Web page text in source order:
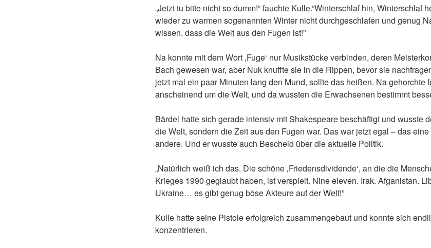
„Jetzt tu bitte nicht so dumm!” fauchte Kulle.”Winterschlaf hin, Winterschlaf
wieder zu warmen sogenannten Winter nicht durchgeschlafen und genug
wissen, dass die Welt aus den Fugen ist!”
Na konnte mit dem Wort ‚Fuge‘ nur Musikstücke verbinden, deren
Bach gewesen war, aber Nuk knuffte sie in die Rippen, bevor sie
jetzt mal ein paar Minuten lang den Mund, sollte das heißen. Na gehorchte
anscheinend um die Welt, und da wussten die Erwachsenen bestimmt
Bärdel hatte sich gerade intensiv mit Shakespeare beschäftigt und wusste
die Welt, sondern die Zeit aus den Fugen war. Das war jetzt egal – das
andere. Und er wusste auch Bescheid über die aktuelle Politik.
„Natürlich weiß ich das. Die schöne ‚Friedensdividende‘, an die die
Krieges 1990 geglaubt haben, ist verspielt. Nine eleven. Irak. Afganistan.
Ukraine… es gibt genug böse Akteure auf der Welt!”
Kulle hatte seine Pistole erfolgreich zusammengebaut und konnte sich
konzentrieren.